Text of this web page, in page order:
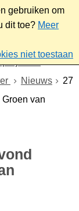
gebruiken om
dit toe? Meer
niet toestaan
Nieuws
27
van